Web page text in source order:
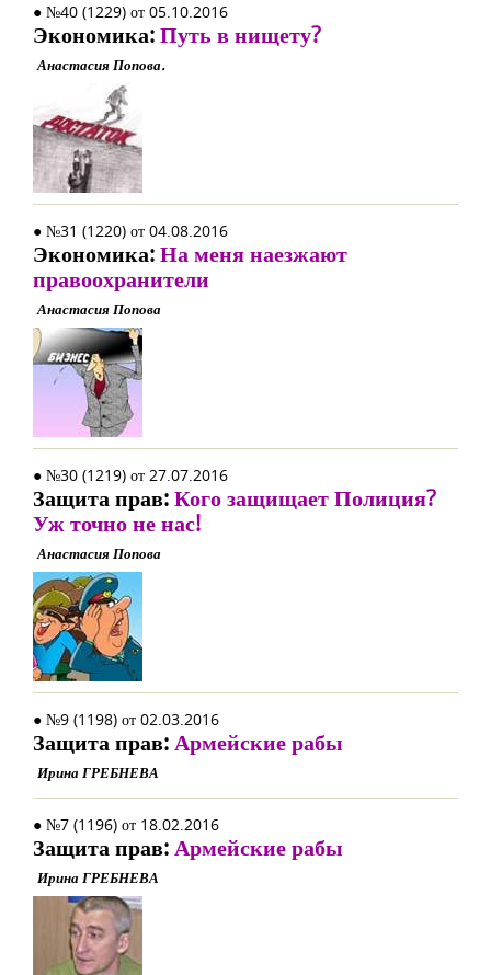
● №40 (1229) от 05.10.2016
Экономика:Путь в нищету?
Анастасия Попова.
● №31 (1220) от 04.08.2016
Экономика:На меня наезжают
правоохранители
Анастасия Попова
● №30 (1219) от 27.07.2016
Защита прав:Кого защищает Полиция?
Уж точно не нас!
Анастасия Попова
● №9 (1198) от 02.03.2016
Защита прав:Армейские рабы
Ирина ГРЕБНЕВА
● №7 (1196) от 18.02.2016
Защита прав:Армейские рабы
Ирина ГРЕБНЕВА